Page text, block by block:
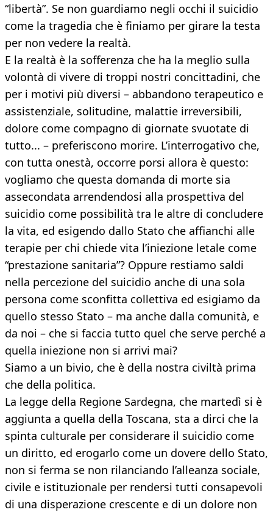
“libertà”. Se non guardiamo negli occhi il suicidio
come la tragedia che è finiamo per girare la testa
per non vedere la realtà.
E la realtà è la sofferenza che ha la meglio sulla
volontà di vivere di troppi nostri concittadini, che
per i motivi più diversi – abbandono terapeutico e
assistenziale, solitudine, malattie irreversibili,
dolore come compagno di giornate svuotate di
tutto... – preferiscono morire. L’interrogativo che,
con tutta onestà, occorre porsi allora è questo:
vogliamo che questa domanda di morte sia
assecondata arrendendosi alla prospettiva del
suicidio come possibilità tra le altre di concludere
la vita, ed esigendo dallo Stato che affianchi alle
terapie per chi chiede vita l’iniezione letale come
“prestazione sanitaria”? Oppure restiamo saldi
nella percezione del suicidio anche di una sola
persona come sconfitta collettiva ed esigiamo da
quello stesso Stato – ma anche dalla comunità, e
da noi – che si faccia tutto quel che serve perché a
quella iniezione non si arrivi mai?
Siamo a un bivio, che è della nostra civiltà prima
che della politica.
La legge della Regione Sardegna, che martedì si è
aggiunta a quella della Toscana, sta a dirci che la
spinta culturale per considerare il suicidio come
un diritto, ed erogarlo come un dovere dello Stato,
non si ferma se non rilanciando l’alleanza sociale,
civile e istituzionale per rendersi tutti consapevoli
di una disperazione crescente e di un dolore non